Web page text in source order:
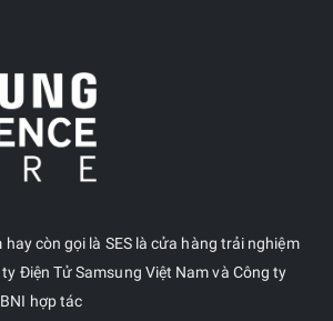
còn gọi là SES là cửa hàng trải nghiệm
Điện Tử Samsung Việt Nam và Công ty
hợp tác